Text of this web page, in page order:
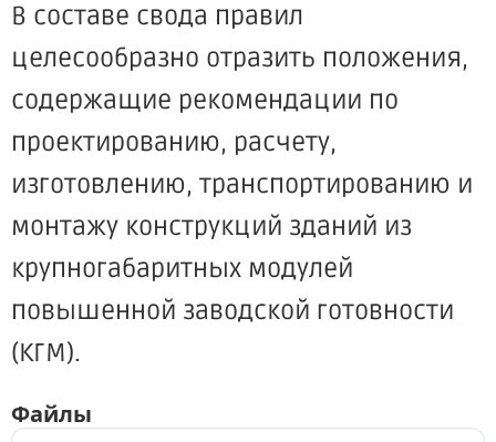
В составе свода правил
целесообразно отразить положения,
содержащие рекомендации по
проектированию, расчету,
изготовлению, транспортированию и
монтажу конструкций зданий из
крупногабаритных модулей
повышенной заводской готовности
(КГМ).
Файлы